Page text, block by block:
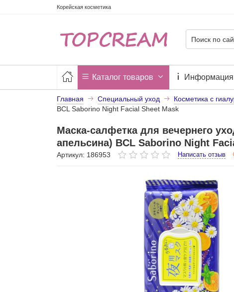
Корейская косметика
Каталог товаров Информация
Главная Специальный уход Косметика с
BCL Saborino Night Facial Sheet Mask
Маска-салфетка для вечернего
апельсина) BCL Saborino Night
Артикул: 186953 Написать отзыв